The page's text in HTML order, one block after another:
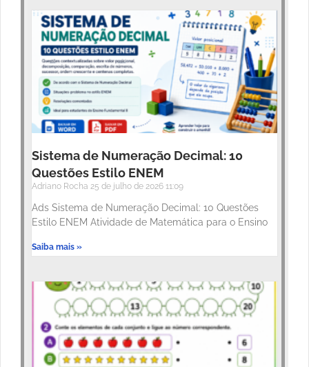
Sistema de Numeração Decimal: 10
Questões Estilo ENEM
Adriano Rocha 25 de julho de 2026 11:09
Ads Sistema de Numeração Decimal: 10 Questões
Estilo ENEM Atividade de Matemática para o Ensino
Saiba mais »